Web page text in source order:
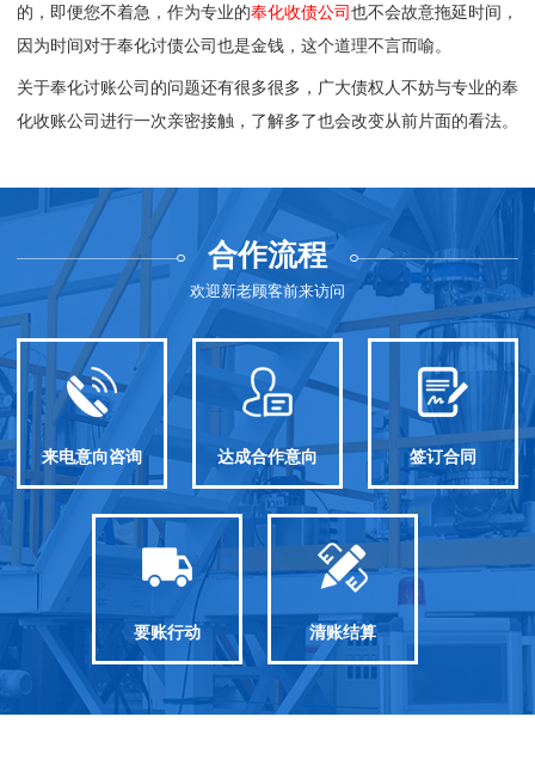
的，即便您不着急，作为专业的奉化收债公司也不会故意拖延时间，
因为时间对于奉化讨债公司也是金钱，这个道理不言而喻。
关于奉化讨账公司的问题还有很多很多，广大债权人不妨与专业的奉
化收账公司进行一次亲密接触，了解多了也会改变从前片面的看法。
合作流程
欢迎新老顾客前来访问
来电意向咨询 达成合作意向 签订合同
要账行动 清账结算